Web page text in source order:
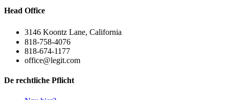
Head Office
3146 Koontz Lane, California
818-758-4076
818-674-1177
office@legit.com
De rechtliche Pflicht